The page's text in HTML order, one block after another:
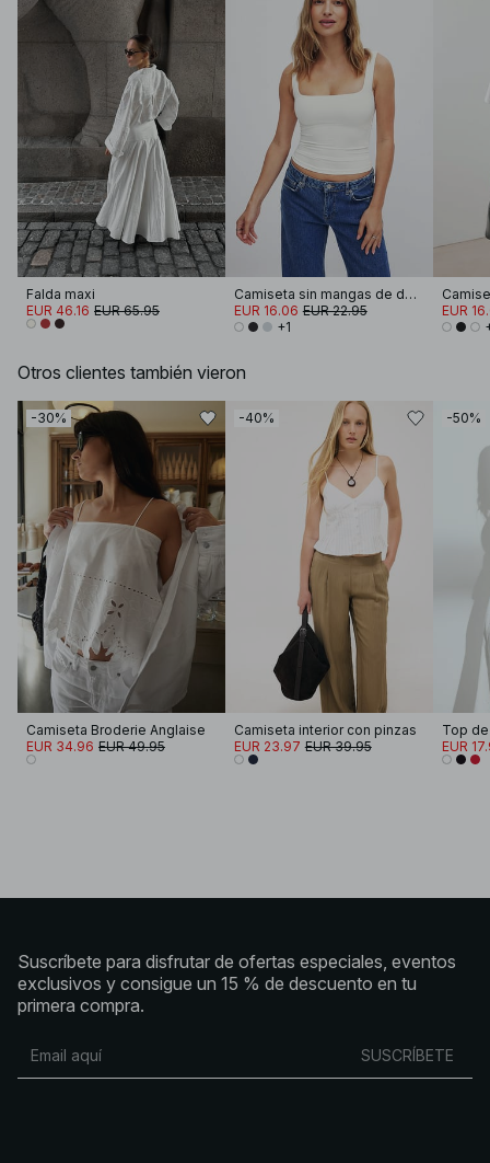
Falda maxi
EUR 46.16 EUR 65.95
Camiseta sin mangas de doble pliegue
EUR 16.06 EUR 22.95
+1
EUR
Otros clientes también vieron
-30%
Camiseta Broderie Anglaise
EUR 34.96 EUR 49.95
-40%
Camiseta interior con pinzas
EUR 23.97 EUR 39.95
-50%
EUR
Suscríbete para disfrutar de ofertas especiales, eventos
exclusivos y consigue un 15 % de descuento en tu
primera compra.
SUSCRÍBETE